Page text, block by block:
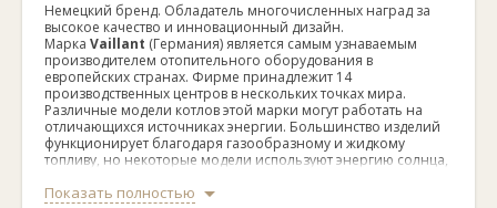
Немецкий бренд. Обладатель многочисленных наград за
высокое качество и инновационный дизайн.
Марка Vaillant (Германия) является самым узнаваемым
производителем отопительного оборудования в
европейских странах. Фирме принадлежит 14
производственных центров в нескольких точках мира.
Различные модели котлов этой марки могут работать на
отличающихся источниках энергии. Большинство изделий
функционирует благодаря газообразному и жидкому
топливу, но некоторые модели используют энергию солнца,
сохранения окружающей среды.
Показать полностью